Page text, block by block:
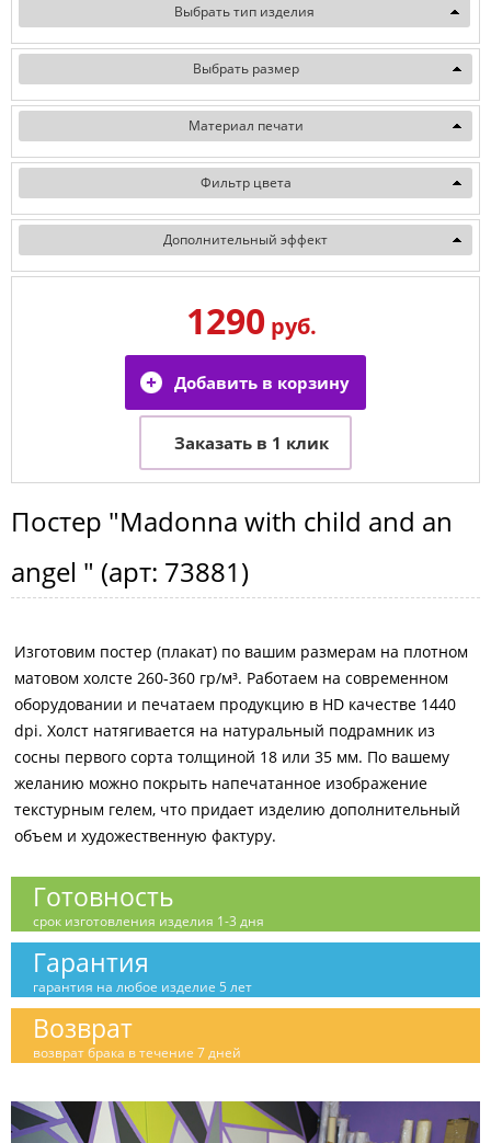
Выбрать тип изделия
Выбрать размер
Материал печати
Фильтр цвета
Дополнительный эффект
1290руб.
Постер "Madonna with child and an
angel " (арт: 73881)
Изготовим постер (плакат) по вашим размерам на плотном
матовом холсте 260-360 гр/м³. Работаем на современном
оборудовании и печатаем продукцию в HD качестве 1440
dpi. Холст натягивается на натуральный подрамник из
сосны первого сорта толщиной 18 или 35 мм. По вашему
желанию можно покрыть напечатанное изображение
текстурным гелем, что придает изделию дополнительный
объем и художественную фактуру.
Готовность
срок изготовления изделия 1-3 дня
Гарантия
гарантия на любое изделие 5 лет
Возврат
возврат брака в течение 7 дней